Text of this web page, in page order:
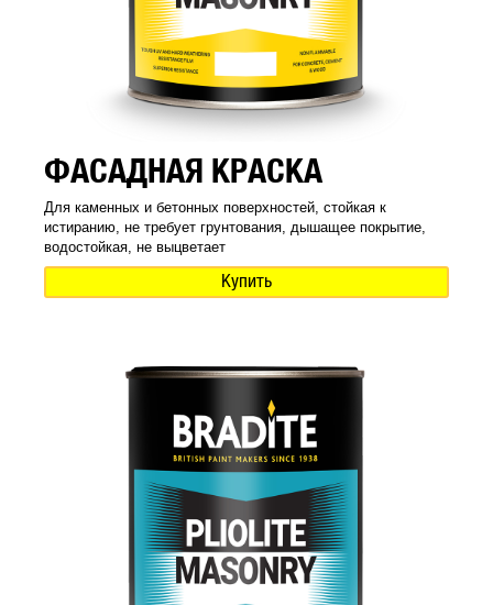
ФАСАДНАЯ КРАСКА
Для каменных и бетонных поверхностей, стойкая к
истиранию, не требует грунтования, дышащее покрытие,
водостойкая, не выцветает
Купить